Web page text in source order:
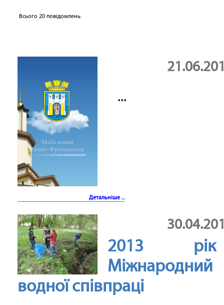
Всього 20 повідомлень.
...
Детальніше ...
2013
водної співпраці